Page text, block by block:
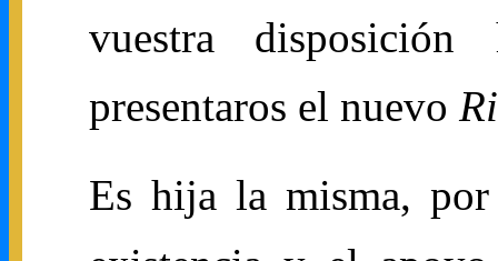
vuestra
presentaros el nuevo
Es hija la misma,